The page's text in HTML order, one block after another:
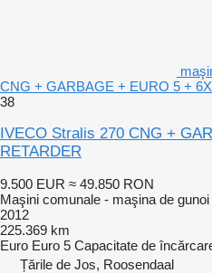
CNG + GARBAGE + EURO 5 +
38
IVECO Stralis 270 CNG +
RETARDER
9.500 EUR ≈ 49.850 RON
Maşini comunale - maşina de gunoi
2012
225.369 km
Euro Euro 5 Capacitate de
Țările de Jos, Roosendaal